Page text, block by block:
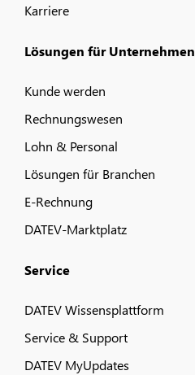
Karriere
Lösungen für Unternehmen
Kunde werden
Rechnungswesen
Lohn & Personal
Lösungen für Branchen
E-Rechnung
DATEV-Marktplatz
Service
DATEV Wissensplattform
Service & Support
DATEV MyUpdates